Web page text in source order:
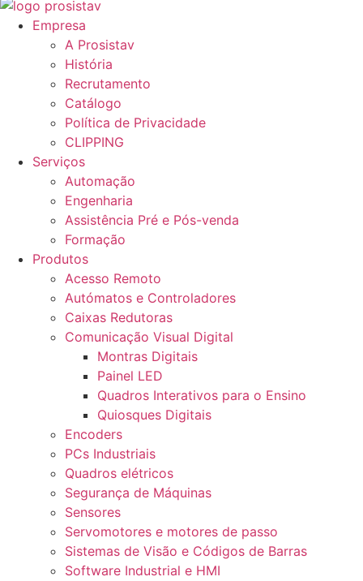
Empresa
A Prosistav
História
Recrutamento
Catálogo
Política de Privacidade
CLIPPING
Serviços
Automação
Engenharia
Assistência Pré e Pós-venda
Formação
Produtos
Acesso Remoto
Autómatos e Controladores
Caixas Redutoras
Comunicação Visual Digital
Montras Digitais
Painel LED
Quadros Interativos para o Ensino
Quiosques Digitais
Encoders
PCs Industriais
Quadros elétricos
Segurança de Máquinas
Sensores
Servomotores e motores de passo
Sistemas de Visão e Códigos de Barras
Software Industrial e HMI